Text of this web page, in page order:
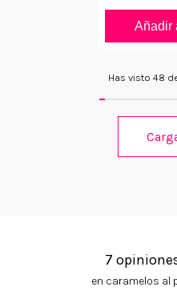
Añadir
Has visto 48
7
en caramelos al